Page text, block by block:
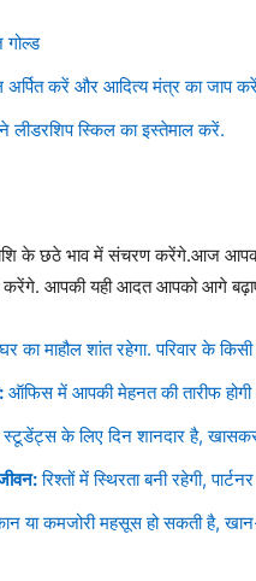
गोल्ड
अर्पित करें और आदित्य मंत्र का जाप
लीडरशिप स्किल का इस्तेमाल करें.
के छठे भाव में संचरण करेंगे.आज
आपकी यही आदत आपको आगे
का माहौल शांत रहेगा. परिवार के
ऑफिस में आपकी मेहनत की तारीफ होगी
स्टूडेंट्स के लिए दिन शानदार है, खासकर
रिश्तों में स्थिरता बनी रहेगी,
या कमजोरी महसूस हो सकती है,